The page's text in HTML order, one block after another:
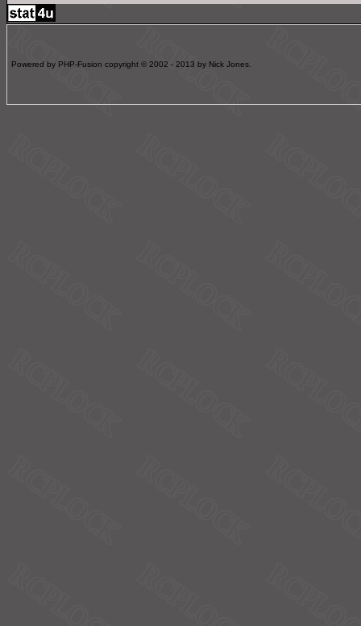
Powered by PHP-Fusion copyright © 2002 - 2013 by Nick Jones.